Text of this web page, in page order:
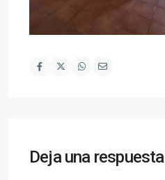
Deja una respuesta